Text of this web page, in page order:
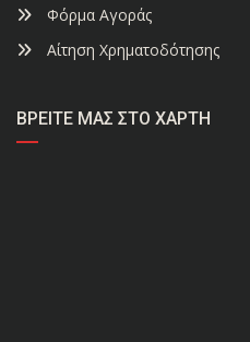
Φόρμα Αγοράς
Αίτηση Χρηματοδότησης
ΒΡΕΊΤΕ ΜΑΣ ΣΤΟ ΧΆΡΤΗ